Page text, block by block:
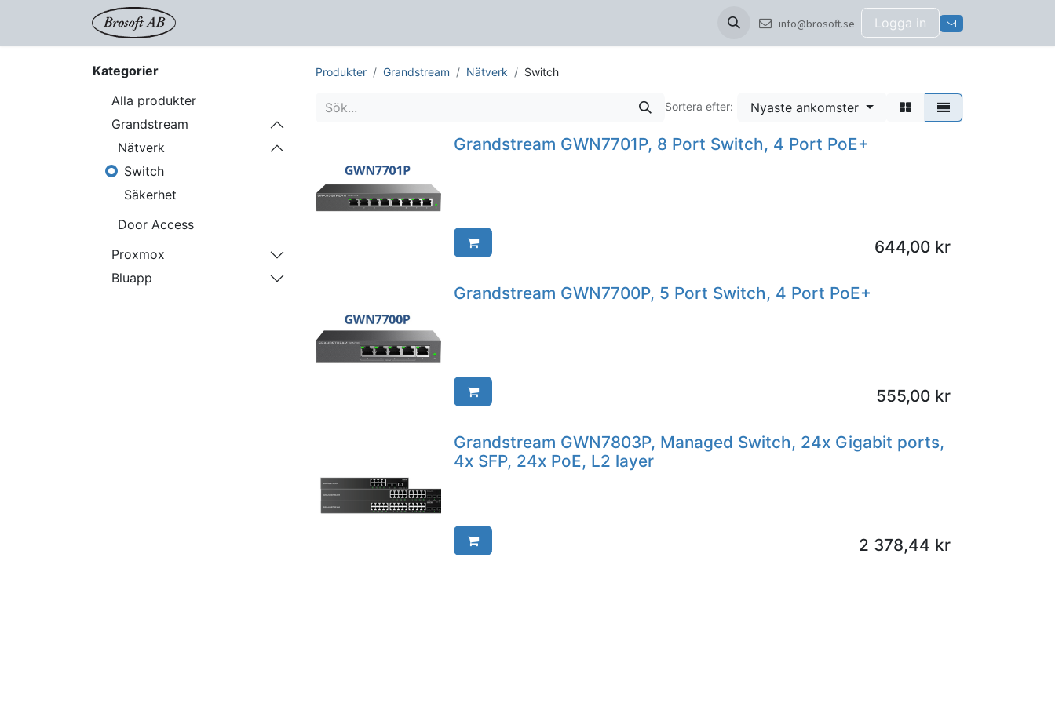
info@brosoft.se Logga in
Kategorier
Alla produkter
Grandstream
Nätverk
Switch
Säkerhet
Door Access
Proxmox
Bluapp
Produkter Grandstream Nätverk Switch
Sortera efter: Nyaste ankomster
Grandstream GWN7701P, 8 Port Switch, 4 Port PoE+
644,00 kr
Grandstream GWN7700P, 5 Port Switch, 4 Port PoE+
555,00 kr
Grandstream GWN7803P, Managed Switch, 24x Gigabit ports,
4x SFP, 24x PoE, L2 layer
2 378,44 kr